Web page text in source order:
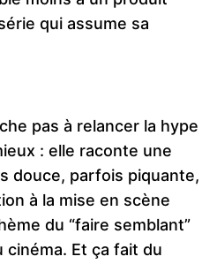
qui assume sa
pas à relancer la hype
: elle raconte une
douce, parfois piquante,
à la mise en scène
du “faire semblant”
cinéma. Et ça fait du